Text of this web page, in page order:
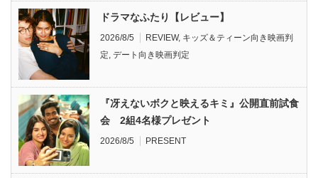
ドラマなふたり【レビュー】
2026/8/5 REVIEW, キッズ＆ティーン向き映画判
定, デート向き映画判定
『冴えないボクと映えるキミ』公開直前試食
会 2組4名様プレゼント
2026/8/5 PRESENT